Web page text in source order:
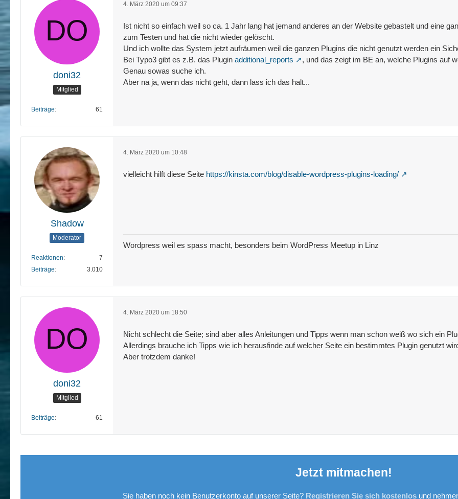
doni32
Mitglied
Beiträge 61
4. März 2020 um 09:37
Ist nicht so einfach weil so ca. 1 Jahr lang hat jemand anderes an der Website gebastelt und eine
zum Testen und hat die nicht wieder gelöscht.
Und ich wollte das System jetzt aufräumen weil die ganzen Plugins die nicht genutzt werden ein
Bei Typo3 gibt es z.B. das Plugin additional_reports
, und das zeigt im BE an, welche Plugins auf
Genau sowas suche ich.
Aber na ja, wenn das nicht geht, dann lass ich das halt...
Shadow
Moderator
Reaktionen
7
Beiträge
3.010
4. März 2020 um 10:48
vielleicht hilft diese Seite https://kinsta.com/blog/disable-wordpress-plugins-loading/
Wordpress weil es spass macht, besonders beim WordPress Meetup in Linz
doni32
Mitglied
Beiträge 61
4. März 2020 um 18:50
Nicht schlecht die Seite; sind aber alles Anleitungen und Tipps wenn man schon weiß wo sich ein
Allerdings brauche ich Tipps wie ich herausfinde auf welcher Seite ein bestimmtes Plugin genutzt
Aber trotzdem danke!
Jetzt mitmachen!
Sie haben noch kein Benutzerkonto auf unserer Seite? Registrieren Sie sich kostenlosund